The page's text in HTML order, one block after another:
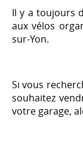
Il y a toujours
aux vélos
sur-Yon.
Si vous
souhaitez
votre garage,